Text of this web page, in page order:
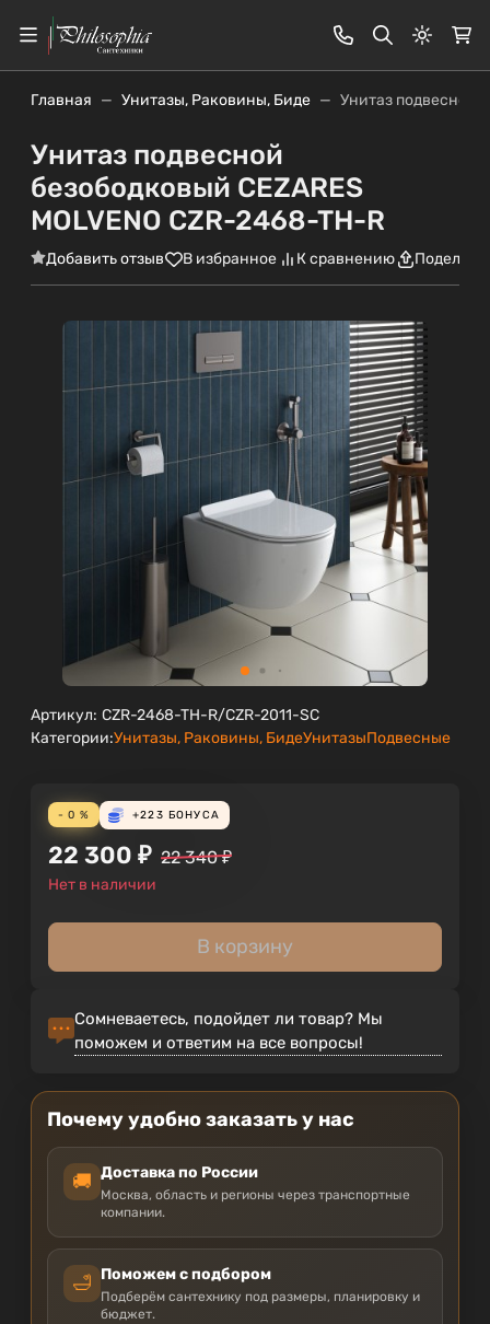
Главная Унитазы, Раковины, Биде Унитаз подвесной
Унитаз подвесной
безободковый CEZARES
MOLVENO CZR-2468-TH-R
Добавить отзыв В избранное К сравнению
Артикул: CZR-2468-TH-R/CZR-2011-SC
Категории:Унитазы, Раковины, БидеУнитазыПодвесные
- 0 % +223 БОНУСА
22 300 ₽ 22 340 ₽
Нет в наличии
В корзину
Сомневаетесь, подойдет ли товар? Мы
поможем и ответим на все вопросы!
Почему удобно заказать у нас
🚚 Доставка по России
Москва, область и регионы через транспортные
компании.
🛁 Поможем с подбором
Подберём сантехнику под размеры, планировку и
бюджет.